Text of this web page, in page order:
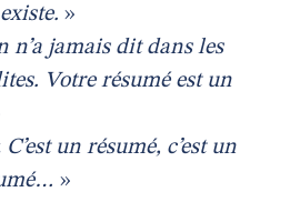
»
n’a jamais dit dans les
Votre résumé est un
C’est un résumé, c’est un
»